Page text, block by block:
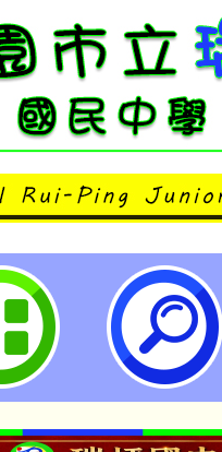
議題數位教學
」研習-桃園